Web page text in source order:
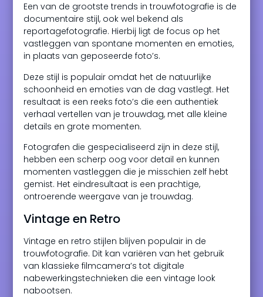
Een van de grootste trends in trouwfotografie is de
documentaire stijl, ook wel bekend als
reportagefotografie. Hierbij ligt de focus op het
vastleggen van spontane momenten en emoties,
in plaats van geposeerde foto’s.
Deze stijl is populair omdat het de natuurlijke
schoonheid en emoties van de dag vastlegt. Het
resultaat is een reeks foto’s die een authentiek
verhaal vertellen van je trouwdag, met alle kleine
details en grote momenten.
Fotografen die gespecialiseerd zijn in deze stijl,
hebben een scherp oog voor detail en kunnen
momenten vastleggen die je misschien zelf hebt
gemist. Het eindresultaat is een prachtige,
ontroerende weergave van je trouwdag.
Vintage en Retro
Vintage en retro stijlen blijven populair in de
trouwfotografie. Dit kan variëren van het gebruik
van klassieke filmcamera’s tot digitale
nabewerkingstechnieken die een vintage look
nabootsen.